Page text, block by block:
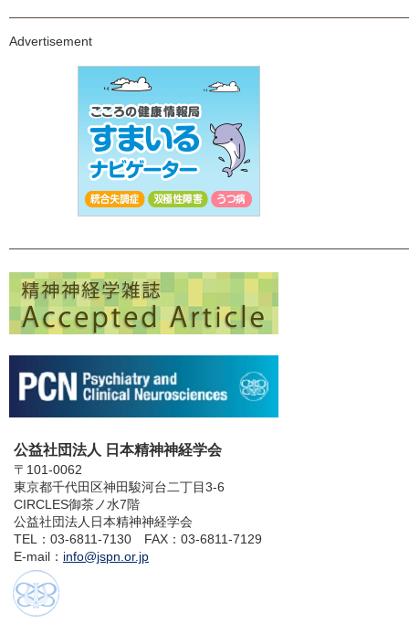
Advertisement
公益社団法人 日本精神神経学会
〒101-0062
東京都千代田区神田駿河台二丁目3-6
CIRCLES御茶ノ水7階
公益社団法人日本精神神経学会
TEL：03-6811-7130 FAX：03-6811-7129
E-mail： info@jspn.or.jp